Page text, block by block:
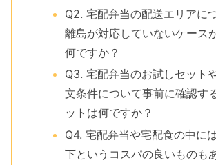
Q2. 宅配弁当の配送エリアに
離島が対応していないケース
何ですか？
Q3. 宅配弁当のお試しセット
文条件について事前に確認す
ットは何ですか？
Q4. 宅配弁当や宅配食の中に
下というコスパの良いものも